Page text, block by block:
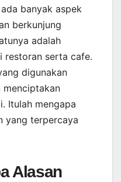
banyak aspek
berkunjung
adalah
restoran serta cafe.
digunakan
Itulah mengapa
yang terpercaya
Alasan